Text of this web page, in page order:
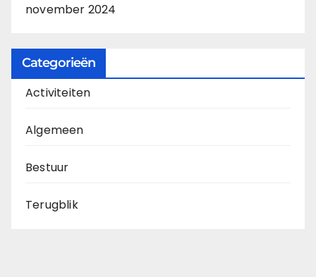
november 2024
Categorieën
Activiteiten
Algemeen
Bestuur
Terugblik